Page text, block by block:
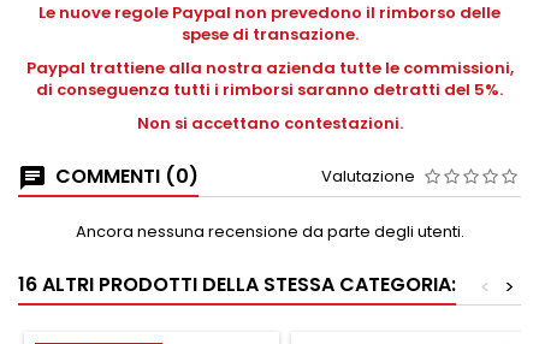
Le nuove regole Paypal non prevedono il rimborso delle
spese di transazione.
Paypal trattiene alla nostra azienda tutte le commissioni,
di conseguenza tutti i rimborsi saranno detratti del 5%.
Non si accettano contestazioni.
COMMENTI (0) Valutazione
Ancora nessuna recensione da parte degli utenti.
16 ALTRI PRODOTTI DELLA STESSA CATEGORIA: >
<